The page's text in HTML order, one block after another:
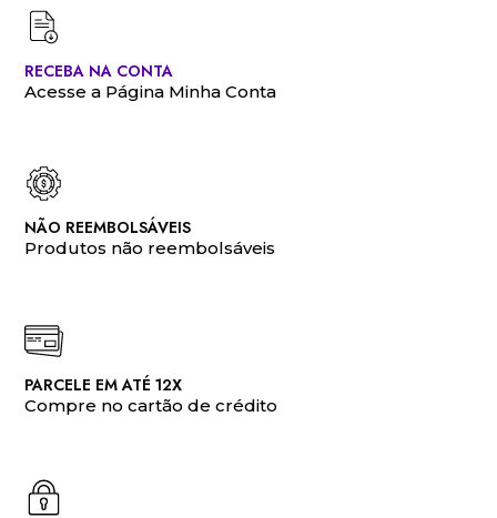
RECEBA NA CONTA
Acesse a Página Minha Conta
NÃO REEMBOLSÁVEIS
Produtos não reembolsáveis
PARCELE EM ATÉ 12X
Compre no cartão de crédito